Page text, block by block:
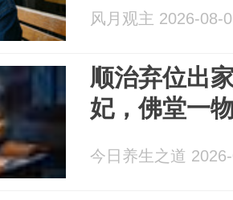
风月观主 2026-08-
顺治弃位出
妃，佛堂一
今日养生之道